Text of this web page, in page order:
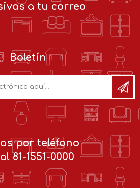
a tu correo
Boletín
por teléfono
81-1551-0000